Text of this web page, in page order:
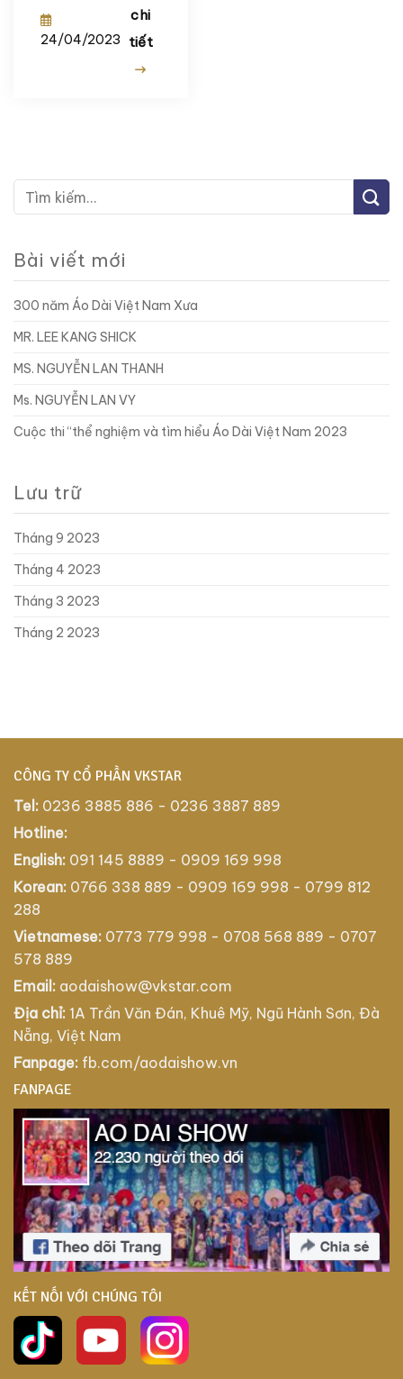
24/04/2023
chi
tiết
Bài viết mới
300 năm Áo Dài Việt Nam Xưa
MR. LEE KANG SHICK
MS. NGUYỄN LAN THANH
Ms. NGUYỄN LAN VY
Cuộc thi “thể nghiệm và tìm hiểu Áo Dài Việt Nam 2023
Lưu trữ
Tháng 9 2023
Tháng 4 2023
Tháng 3 2023
Tháng 2 2023
CÔNG TY CỔ PHẦN VKSTAR
Tel: 0236 3885 886 - 0236 3887 889
Hotline:
English: 091 145 8889 - 0909 169 998
Korean: 0766 338 889 - 0909 169 998 - 0799 812
288
Vietnamese: 0773 779 998 - 0708 568 889 - 0707
578 889
Email: aodaishow@vkstar.com
Địa chỉ: 1A Trần Văn Đán, Khuê Mỹ, Ngũ Hành Sơn, Đà
Nẵng, Việt Nam
Fanpage: fb.com/aodaishow.vn
FANPAGE
KẾT NỐI VỚI CHÚNG TÔI